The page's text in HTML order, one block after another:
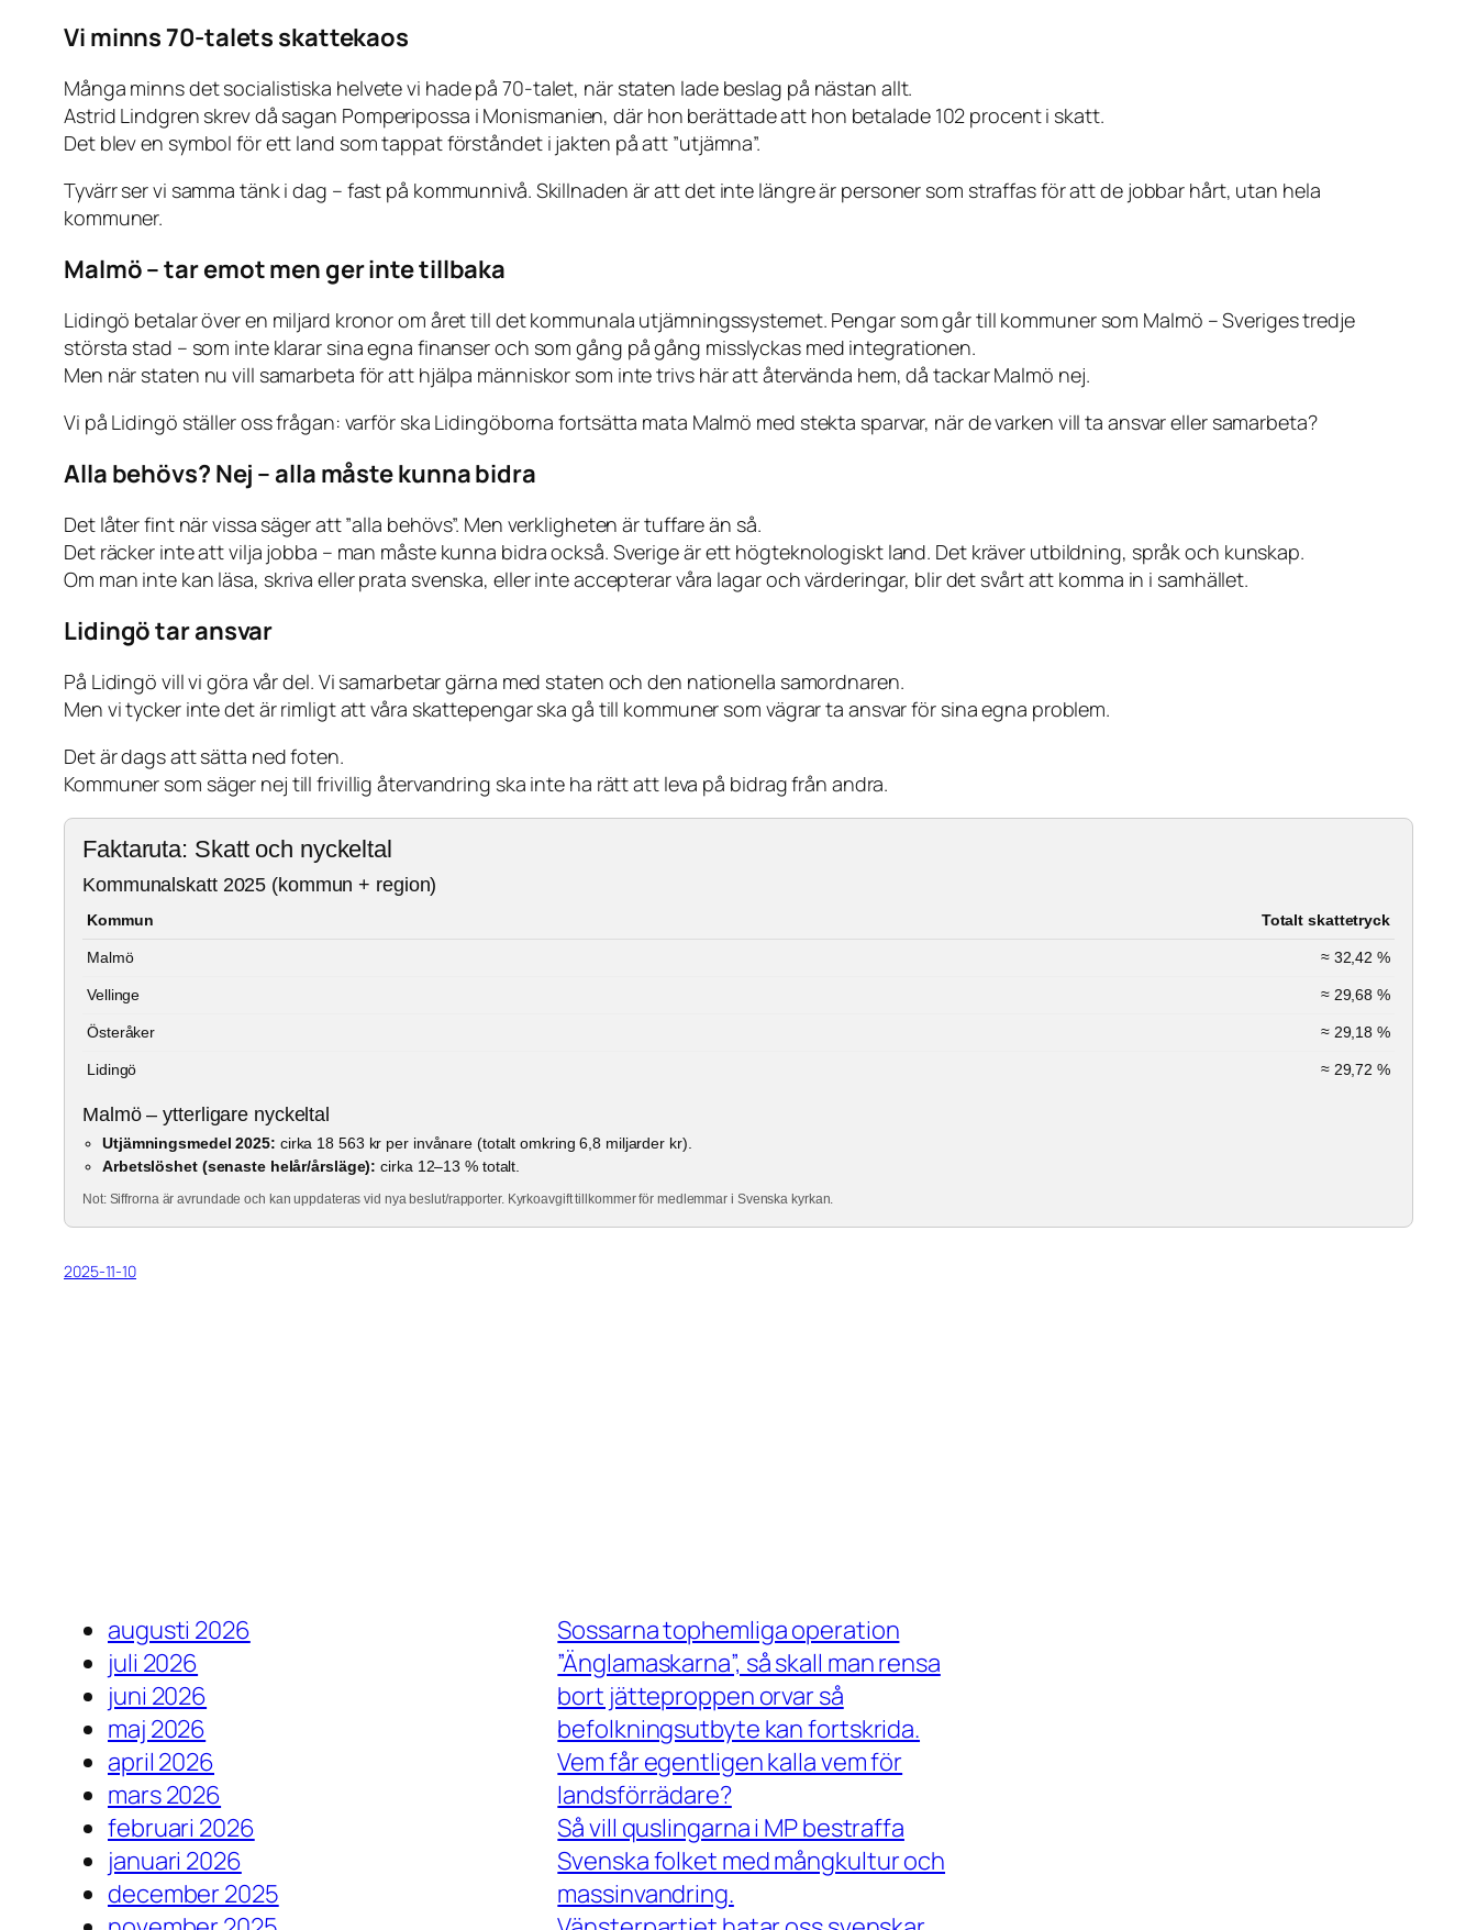
Vi minns 70-talets skattekaos
Många minns det socialistiska helvete vi hade på 70-talet, när staten lade beslag på nästan allt.
Astrid Lindgren skrev då sagan Pomperipossa i Monismanien, där hon berättade att hon betalade 102 procent i skatt.
Det blev en symbol för ett land som tappat förståndet i jakten på att ”utjämna”.
Tyvärr ser vi samma tänk i dag – fast på kommunnivå. Skillnaden är att det inte längre är personer som straffas för att de jobbar hårt, utan hela
kommuner.
Malmö – tar emot men ger inte tillbaka
Lidingö betalar över en miljard kronor om året till det kommunala utjämningssystemet. Pengar som går till kommuner som Malmö – Sveriges tredje
största stad – som inte klarar sina egna finanser och som gång på gång misslyckas med integrationen.
Men när staten nu vill samarbeta för att hjälpa människor som inte trivs här att återvända hem, då tackar Malmö nej.
Vi på Lidingö ställer oss frågan: varför ska Lidingöborna fortsätta mata Malmö med stekta sparvar, när de varken vill ta ansvar eller samarbeta?
Alla behövs? Nej – alla måste kunna bidra
Det låter fint när vissa säger att ”alla behövs”. Men verkligheten är tuffare än så.
Det räcker inte att vilja jobba – man måste kunna bidra också. Sverige är ett högteknologiskt land. Det kräver utbildning, språk och kunskap.
Om man inte kan läsa, skriva eller prata svenska, eller inte accepterar våra lagar och värderingar, blir det svårt att komma in i samhället.
Lidingö tar ansvar
På Lidingö vill vi göra vår del. Vi samarbetar gärna med staten och den nationella samordnaren.
Men vi tycker inte det är rimligt att våra skattepengar ska gå till kommuner som vägrar ta ansvar för sina egna problem.
Det är dags att sätta ned foten.
Kommuner som säger nej till frivillig återvandring ska inte ha rätt att leva på bidrag från andra.
Faktaruta: Skatt och nyckeltal
Kommunalskatt 2025 (kommun + region)
Kommun Totalt skattetryck
Malmö ≈ 32,42 %
Vellinge ≈ 29,68 %
Österåker ≈ 29,18 %
Lidingö ≈ 29,72 %
Malmö – ytterligare nyckeltal
Utjämningsmedel 2025: cirka 18 563 kr per invånare (totalt omkring 6,8 miljarder kr).
Arbetslöshet (senaste helår/årsläge): cirka 12–13 % totalt.
Not: Siffrorna är avrundade och kan uppdateras vid nya beslut/rapporter. Kyrkoavgift tillkommer för medlemmar i Svenska kyrkan.
2025-11-10
augusti 2026
juli 2026
juni 2026
maj 2026
april 2026
mars 2026
februari 2026
januari 2026
december 2025
Sossarna tophemliga operation
”Änglamaskarna”, så skall man rensa
bort jätteproppen orvar så
befolkningsutbyte kan fortskrida.
Vem får egentligen kalla vem för
landsförrädare?
Så vill quslingarna i MP bestraffa
Svenska folket med mångkultur och
massinvandring.